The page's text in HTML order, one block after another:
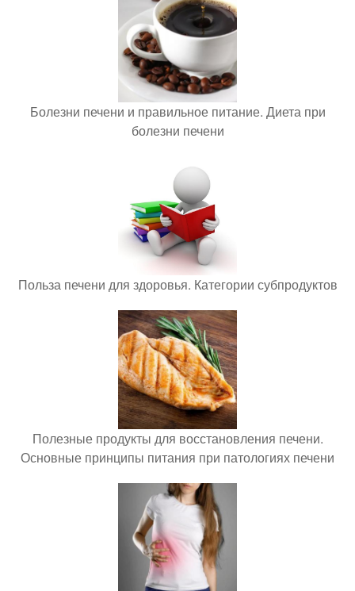
Болезни печени и правильное питание. Диета при
болезни печени
Польза печени для здоровья. Категории субпродуктов
Полезные продукты для восстановления печени.
Основные принципы питания при патологиях печени